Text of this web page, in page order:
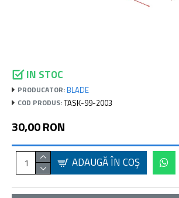
IN STOC
PRODUCATOR: BLADE
COD PRODUS:TASK-99-2003
30,00 RON
ADAUGĂ ÎN COŞ